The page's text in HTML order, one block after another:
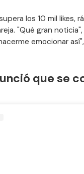
los 10 mil likes,
"Qué gran
emocionar
que se